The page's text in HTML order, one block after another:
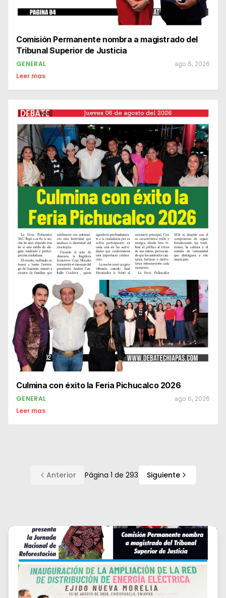
Comisión Permanente nombra a magistrado del
Tribunal Superior de Justicia
GENERAL ago 6, 2026
Leer mas
Culmina con éxito la Feria Pichucalco 2026
GENERAL ago 6, 2026
Leer mas
Anterior Página 1 de 293 Siguiente